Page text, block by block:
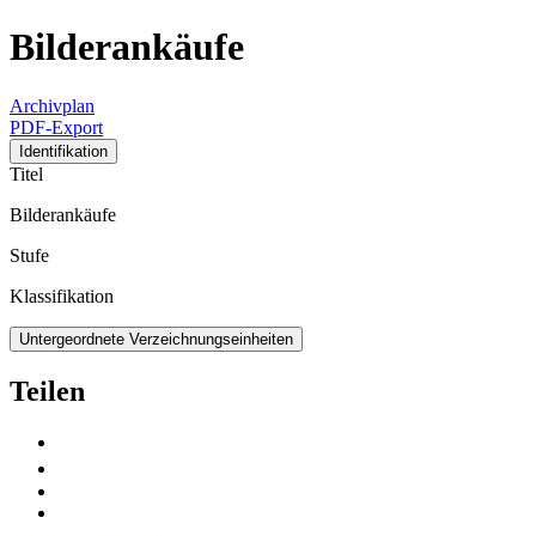
Bilderankäufe
Archivplan
PDF-Export
Identifikation
Titel
Bilderankäufe
Stufe
Klassifikation
Untergeordnete Verzeichnungseinheiten
Teilen